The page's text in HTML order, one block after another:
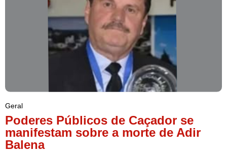
Geral
Poderes Públicos de Caçador se
manifestam sobre a morte de Adir
Balena